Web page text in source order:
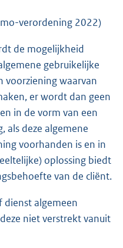
verordening 2022)
de mogelijkheid
gebruikelijke
voorziening waarvan
er wordt dan geen
in de vorm van een
als deze algemene
voorhanden is en in
oplossing biedt
van de cliënt.
dienst algemeen
niet verstrekt vanuit